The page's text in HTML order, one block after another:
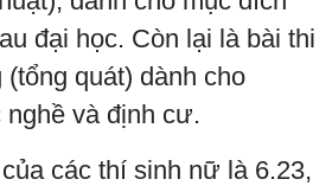
đại học. Còn lại là bài thi
(tổng quát) dành cho
và định cư.
các thí sinh nữ là 6.23,